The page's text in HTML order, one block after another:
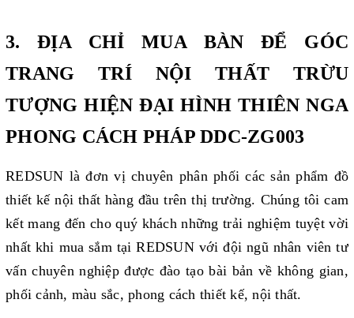
3. ĐỊA CHỈ MUA BÀN ĐỂ GÓC
TRANG TRÍ NỘI THẤT TRỪU
TƯỢNG HIỆN ĐẠI HÌNH THIÊN NGA
PHONG CÁCH PHÁP DDC-ZG003
REDSUN là đơn vị chuyên phân phối các sản phẩm đồ
thiết kế nội thất hàng đầu trên thị trường. Chúng tôi cam
kết mang đến cho quý khách những trải nghiệm tuyệt vời
nhất khi mua sắm tại REDSUN với đội ngũ nhân viên tư
vấn chuyên nghiệp được đào tạo bài bản về không gian,
phối cảnh, màu sắc, phong cách thiết kế, nội thất.